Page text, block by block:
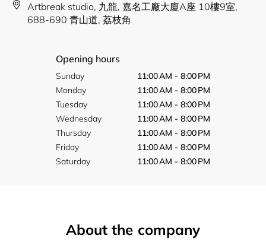
Artbreak studio, 九龍, 嘉名工廠大廈A座 10樓9室,
688-690 青山道, 荔枝角
Opening hours
Sunday
11:00 AM - 8:00 PM
Monday
11:00 AM - 8:00 PM
Tuesday
11:00 AM - 8:00 PM
Wednesday
11:00 AM - 8:00 PM
Thursday
11:00 AM - 8:00 PM
Friday
11:00 AM - 8:00 PM
Saturday
11:00 AM - 8:00 PM
About the company